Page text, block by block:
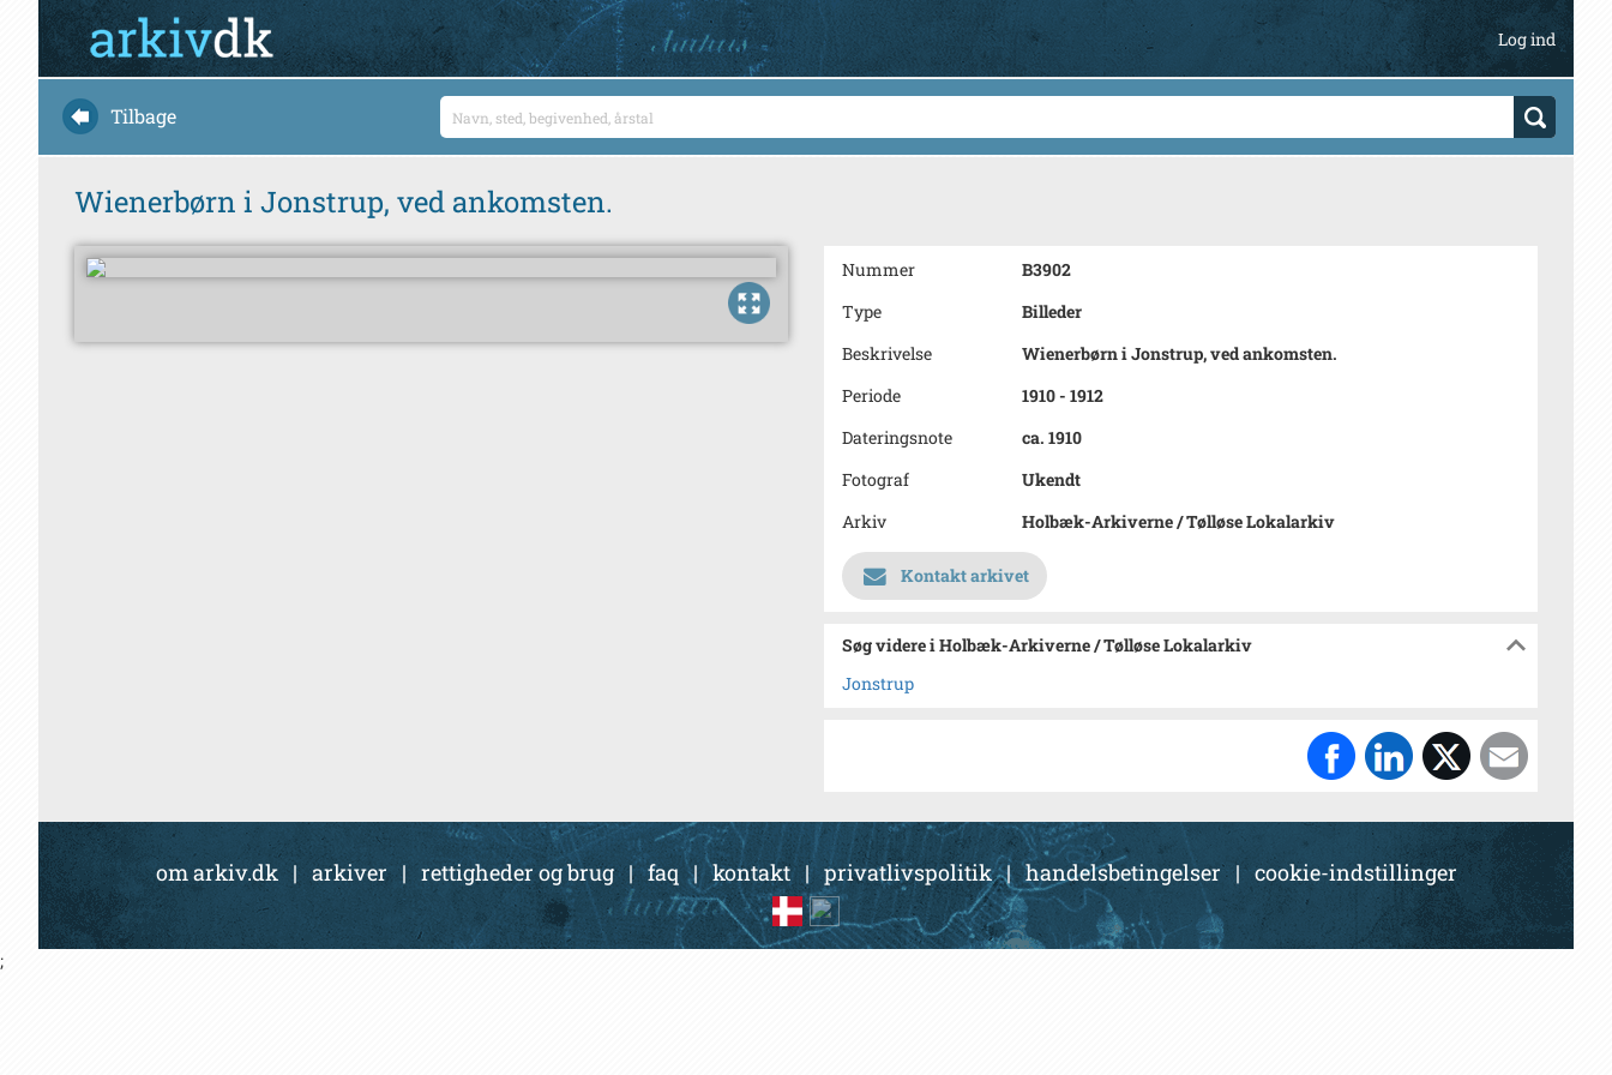
Log ind
Tilbage
Wienerbørn i Jonstrup, ved ankomsten.
Nummer
B3902
Type
Billeder
Beskrivelse
Wienerbørn i Jonstrup, ved ankomsten.
Periode
1910 - 1912
Dateringsnote
ca. 1910
Fotograf
Ukendt
Arkiv
Holbæk-Arkiverne / Tølløse Lokalarkiv
Kontakt arkivet
Søg videre i Holbæk-Arkiverne / Tølløse Lokalarkiv
Jonstrup
om arkiv.dk | arkiver| rettigheder og brug|faq |kontakt| privatlivspolitik|handelsbetingelser | cookie-indstillinger
;